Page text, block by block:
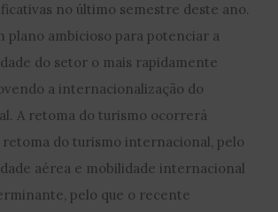
no último semestre deste ano.
plano ambicioso para potenciar a
do setor o mais rapidamente
a internacionalização do
A retoma do turismo ocorrerá
do turismo internacional, pelo
aérea e mobilidade internacional
pelo que o recente